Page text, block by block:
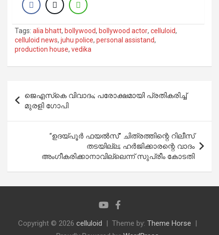
Tags: alia bhatt, bollywood, bollywood actor, celluloid,
celluloid news, juhu police, personal assistand,
production house, vedika
navigation
ജെഎസ്‌കെ വിവാദം; പരോക്ഷമായി പ്രതികരിച്ച്
മുരളി ഗോപി
“ഉദയ്പൂർ ഫയൽസ്” ചിത്രത്തിന്റെ റിലീസ്
തടയില്ല; ഹർജിക്കാരന്റെ വാദം
അംഗീകരിക്കാനാവില്ലെന്ന് സുപ്രീം കോടതി
Copyright © 2026 celluloid Theme by: Theme Horse